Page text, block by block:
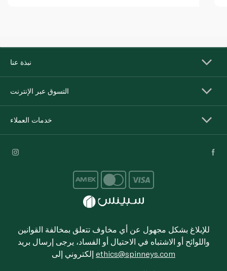
نبذة عنا
التسوق عبر الإنترنت
خدمات العملاء
للإبلاغ بشكل مجهول عن أي مخاوف تتعلق بمخالفة القوانين
واللوائح أو الاشتباه في الاحتيال أو الفساد، يرجى إرسال بريد
ethics@spinneys.com